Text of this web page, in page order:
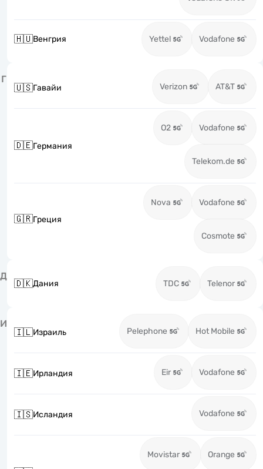
🇭🇺Венгрия Yettel Vodafone
Г
🇺🇸Гавайи Verizon AT&T
🇩🇪Германия
O2 Vodafone
Telekom.de
🇬🇷Греция
Nova Vodafone
Cosmote
Д
🇩🇰Дания TDC Telenor
И
🇮🇱Израиль Pelephone Hot Mobile
🇮🇪Ирландия Eir Vodafone
🇮🇸Исландия Vodafone
Movistar Orange